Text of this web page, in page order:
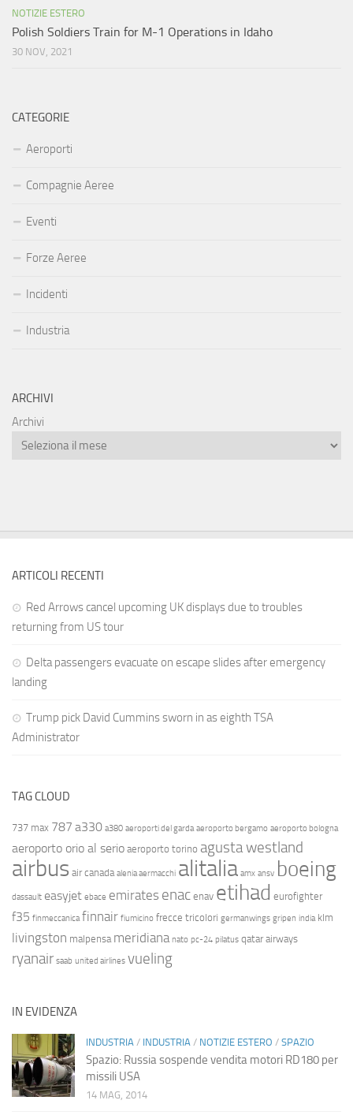
NOTIZIE ESTERO
Polish Soldiers Train for M-1 Operations in Idaho
30 NOV, 2021
CATEGORIE
Aeroporti
Compagnie Aeree
Eventi
Forze Aeree
Incidenti
Industria
ARCHIVI
Archivi
ARTICOLI RECENTI
Red Arrows cancel upcoming UK displays due to troubles
returning from US tour
Delta passengers evacuate on escape slides after emergency
landing
Trump pick David Cummins sworn in as eighth TSA
Administrator
TAG CLOUD
737 max 787 a330 a380 aeroporti del garda aeroporto bergamo aeroporto bologna
aeroporto orio al serio aeroporto torino agusta westland
airbus air canada alenia aermacchi alitalia amx ansv boeing
dassault easyjet ebace emirates enac enav etihad eurofighter
f35 finmeccanica finnair fiumicino frecce tricolori germanwings gripen india klm
livingston malpensa meridiana nato pc-24 pilatus qatar airways
ryanair saab united airlines vueling
IN EVIDENZA
INDUSTRIA / INDUSTRIA / NOTIZIE ESTERO / SPAZIO
Spazio: Russia sospende vendita motori RD180 per
missili USA
14 MAG, 2014